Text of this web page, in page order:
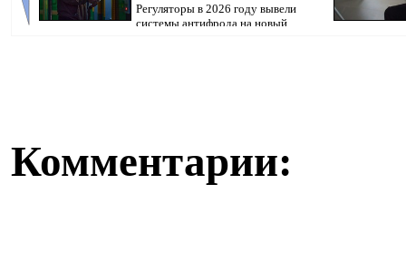
Регуляторы в 2026 году вывели
системы антифрода на новый
Комментарии: